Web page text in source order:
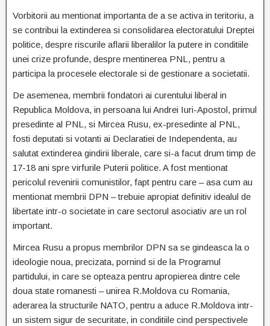
Vorbitorii au mentionat importanta de a se activa in teritoriu, a
se contribui la extinderea si consolidarea electoratului Dreptei
politice, despre riscurile aflarii liberalilor la putere in conditiile
unei crize profunde, despre mentinerea PNL, pentru a
participa la procesele electorale si de gestionare a societatii.
De asemenea, membrii fondatori ai curentului liberal in
Republica Moldova, in persoana lui Andrei Iuri-Apostol, primul
presedinte al PNL, si Mircea Rusu, ex-presedinte al PNL,
fosti deputati si votanti ai Declaratiei de Independenta, au
salutat extinderea gindirii liberale, care si-a facut drum timp de
17-18 ani spre virfurile Puterii politice. A fost mentionat
pericolul revenirii comunistilor, fapt pentru care – asa cum au
mentionat membrii DPN – trebuie apropiat definitiv idealul de
libertate intr-o societate in care sectorul asociativ are un rol
important.
Mircea Rusu a propus membrilor DPN sa se gindeasca la o
ideologie noua, precizata, pornind si de la Programul
partidului, in care se opteaza pentru apropierea dintre cele
doua state romanesti – unirea R.Moldova cu Romania,
aderarea la structurile NATO, pentru a aduce R.Moldova intr-
un sistem sigur de securitate, in conditiile cind perspectivele